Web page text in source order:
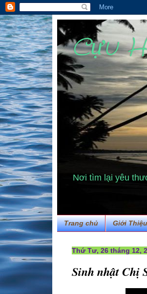
Cựu
Nơi tìm lại yêu
Trang chủ Giới Thiệu
Thứ Tư, 26 tháng 12,
Sinh nhật Chị